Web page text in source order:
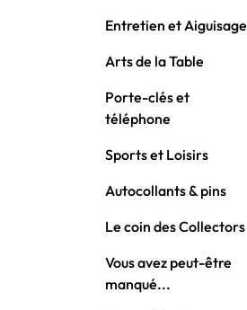
Entretien et Aiguisage
Arts de la Table
Porte-clés et
téléphone
Sports et Loisirs
Autocollants & pins
Le coin des Collectors
Vous avez peut-être
manqué...